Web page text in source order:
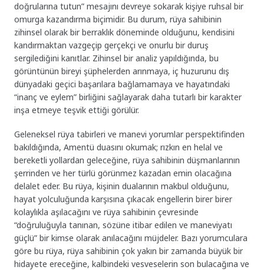
doğrularına tutun” mesajını devreye sokarak kişiye ruhsal bir
omurga kazandırma biçimidir. Bu durum, rüya sahibinin
zihinsel olarak bir berraklık döneminde olduğunu, kendisini
kandırmaktan vazgeçip gerçekçi ve onurlu bir duruş
sergilediğini kanıtlar. Zihinsel bir analiz yapıldığında, bu
görüntünün bireyi şüphelerden arınmaya, iç huzurunu dış
dünyadaki geçici başarılara bağlamamaya ve hayatındaki
“inanç ve eylem” birliğini sağlayarak daha tutarlı bir karakter
inşa etmeye teşvik ettiği görülür.
Geleneksel rüya tabirleri ve manevi yorumlar perspektifinden
bakıldığında, Amentü duasını okumak; rızkın en helal ve
bereketli yollardan geleceğine, rüya sahibinin düşmanlarının
şerrinden ve her türlü görünmez kazadan emin olacağına
delalet eder. Bu rüya, kişinin dualarının makbul olduğunu,
hayat yolculuğunda karşısına çıkacak engellerin birer birer
kolaylıkla aşılacağını ve rüya sahibinin çevresinde
“doğruluğuyla tanınan, sözüne itibar edilen ve maneviyatı
güçlü” bir kimse olarak anılacağını müjdeler. Bazı yorumculara
göre bu rüya, rüya sahibinin çok yakın bir zamanda büyük bir
hidayete ereceğine, kalbindeki vesveselerin son bulacağına ve